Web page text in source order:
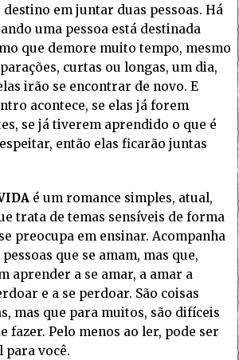
em juntar duas pessoas. Há
uma pessoa está destinada
que demore muito tempo, mesmo
curtas ou longas, um dia,
irão se encontrar de novo. E
acontece, se elas já forem
se já tiverem aprendido o que é
então elas ficarão juntas
é um romance simples, atual,
trata de temas sensíveis de forma
preocupa em ensinar. Acompanha
que se amam, mas que,
aprender a se amar, a amar a
e a se perdoar. São coisas
mas que para muitos, são difíceis
fazer. Pelo menos ao ler, pode ser
para você.